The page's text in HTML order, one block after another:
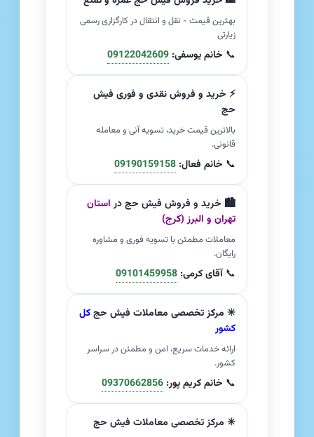
بهترین قیمت - نقل و انتقال در کارگزاری رسمی
زیارتی
📞 خانم یوسفی: 09122042609
⚡ خرید و فروش نقدی و فوری فیش
حج
بالاترین قیمت خرید، تسویه آنی و معامله
قانونی.
📞 خانم فعال: 09190159158
🏙️ خرید و فروش فیش حج دراستان
تهران و البرز (کرج)
معاملات مطمئن با تسویه فوری و مشاوره
رایگان.
📞آقای کرمی: 09101459958
✳️ مرکز تخصصی معاملات فیش حجکل
کشور
ارائه خدمات سریع، امن و مطمئن در سراسر
کشور.
📞 خانم کریم پور: 09370662856
✳️ مرکز تخصصی معاملات فیش حج